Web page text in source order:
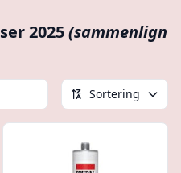
2025(sammenlign
Sortering